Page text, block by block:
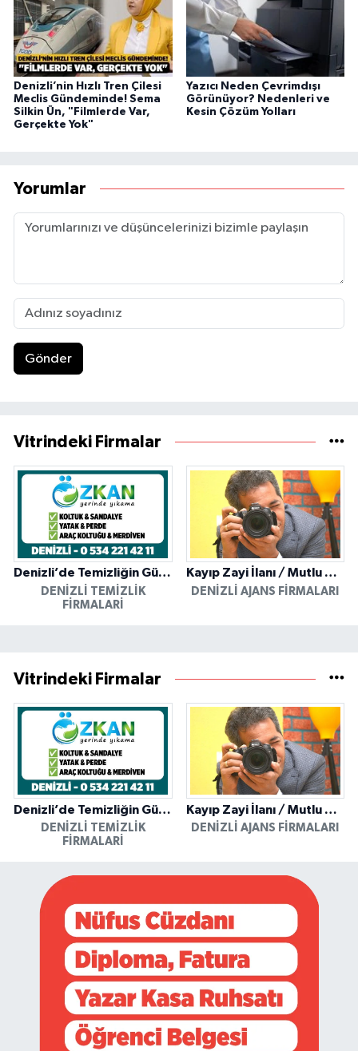
Denizli’nin Hızlı Tren Çilesi
Meclis Gündeminde! Sema
Silkin Ün, "Filmlerde Var,
Gerçekte Yok"
Yazıcı Neden Çevrimdışı
Görünüyor? Nedenleri ve
Kesin Çözüm Yolları
Yorumlar
Gönder
Vitrindeki Firmalar
Denizli’de Temizliğin Güvenilir Adresi: Özkan Yerinde Yıkama
DENIZLI TEMIZLIK
FIRMALARI
Kayıp Zayi İlanı / Mutlu Ajans / Denizli
DENIZLI AJANS FIRMALARI
Vitrindeki Firmalar
Denizli’de Temizliğin Güvenilir Adresi: Özkan Yerinde Yıkama
DENIZLI TEMIZLIK
FIRMALARI
Kayıp Zayi İlanı / Mutlu Ajans / Denizli
DENIZLI AJANS FIRMALARI